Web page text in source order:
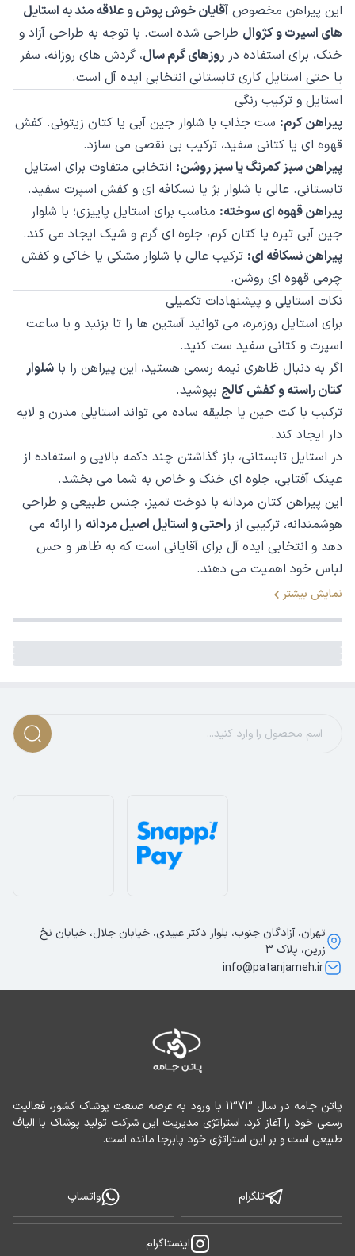
این پیراهن مخصوص آقایان خوش پوش و علاقه مند به استایل
های اسپرت و کژوال طراحی شده است. با توجه به طراحی آزاد و
خنک، برای استفاده در روزهای گرم سال، گردش های روزانه، سفر
یا حتی استایل کاری تابستانی انتخابی ایده آل است.
استایل و ترکیب رنگی
پیراهن کرم: ست جذاب با شلوار جین آبی یا کتان زیتونی. کفش
قهوه ای یا کتانی سفید، ترکیب بی نقصی می سازد.
پیراهن سبز کمرنگ یا سبز روشن: انتخابی متفاوت برای استایل
تابستانی. عالی با شلوار بژ یا نسکافه ای و کفش اسپرت سفید.
پیراهن قهوه ای سوخته: مناسب برای استایل پاییزی؛ با شلوار
جین آبی تیره یا کتان کرم، جلوه ای گرم و شیک ایجاد می کند.
پیراهن نسکافه ای: ترکیب عالی با شلوار مشکی یا خاکی و کفش
چرمی قهوه ای روشن.
نکات استایلی و پیشنهادات تکمیلی
برای استایل روزمره، می توانید آستین ها را تا بزنید و با ساعت
اسپرت و کتانی سفید ست کنید.
اگر به دنبال ظاهری نیمه رسمی هستید، این پیراهن را با شلوار
کتان راسته و کفش کالج بپوشید.
ترکیب با کت جین یا جلیقه ساده می تواند استایلی مدرن و لایه
دار ایجاد کند.
در استایل تابستانی، باز گذاشتن چند دکمه بالایی و استفاده از
عینک آفتابی، جلوه ای خنک و خاص به شما می بخشد.
این پیراهن کتان مردانه با دوخت تمیز، جنس طبیعی و طراحی
هوشمندانه، ترکیبی از راحتی و استایل اصیل مردانه را ارائه می
دهد و انتخابی ایده آل برای آقایانی است که به ظاهر و حس
لباس خود اهمیت می دهند.
نمایش بیشتر
طبیعی است و بر این استراتژی خود پابرجا مانده است.
تلگرام واتساپ
اینستاگرام
تهران، آزادگان جنوب، بلوار دکتر عبیدی، خیابان جلال، خیابان نخ
زرین، پلاک 3
info@patanjameh.ir